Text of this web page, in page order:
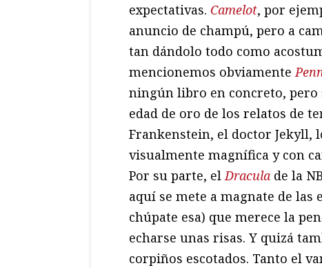
expectativas. Camelot, por
anuncio de champú, pero a
tan dándolo todo como
mencionemos obviamente
ningún libro en concreto, pero
edad de oro de los relatos de
Frankenstein, el doctor Jekyll,
visualmente magnífica y con
Por su parte, elDracula de la
aquí se mete a magnate de
chúpate esa) que merece la
echarse unas risas. Y quizá
corpiños escotados. Tanto el